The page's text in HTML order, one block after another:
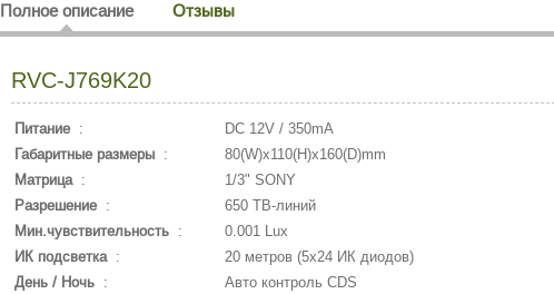
Полное описание Отзывы
RVC-J769K20
Питание :
DC 12V / 350mA
Габаритные размеры :
80(W)x110(H)x160(D)mm
Матрица:
1/3" SONY
Разрешение :
650 ТВ-линий
Мин.чувствительность :
0.001 Lux
ИК подсветка:
20 метров (5х24 ИК диодов)
День / Ночь :
Авто контроль CDS